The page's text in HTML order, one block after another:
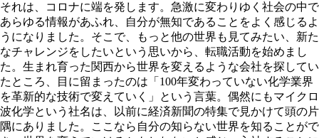
それは、コロナに端を発します。急激に変わりゆく社会の中で
あらゆる情報があふれ、自分が無知であることをよく感じるよ
うになりました。そこで、もっと他の世界も見てみたい、新た
なチャレンジをしたいという思いから、転職活動を始めまし
た。生まれ育った関西から世界を変えるような会社を探してい
たところ、目に留まったのは「100年変わっていない化学業界
を革新的な技術で変えていく」という言葉。偶然にもマイクロ
波化学という社名は、以前に経済新聞の特集で見かけて頭の片
隅にありました。ここなら自分の知らない世界を知ることがで